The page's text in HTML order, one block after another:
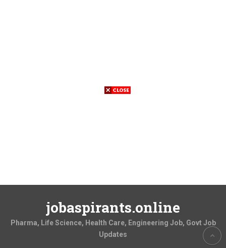
jobaspirants.online
Pharma, Life Science, Health Care, Engineering Job, Govt Job
Updates